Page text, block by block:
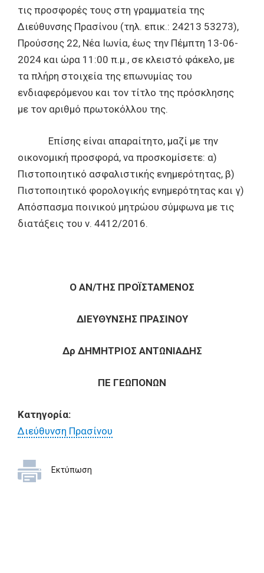
τις προσφορές τους στη γραμματεία της
Διεύθυνσης Πρασίνου (τηλ. επικ.: 24213 53273),
Προύσσης 22, Νέα Ιωνία, έως την Πέμπτη 13-06-
2024 και ώρα 11:00 π.μ., σε κλειστό φάκελο, με
τα πλήρη στοιχεία της επωνυμίας του
ενδιαφερόμενου και τον τίτλο της πρόσκλησης
με τον αριθμό πρωτοκόλλου της.
Επίσης είναι απαραίτητο, μαζί με την
οικονομική προσφορά, να προσκομίσετε: α)
Πιστοποιητικό ασφαλιστικής ενημερότητας, β)
Πιστοποιητικό φορολογικής ενημερότητας και γ)
Απόσπασμα ποινικού μητρώου σύμφωνα με τις
διατάξεις του ν. 4412/2016.
Ο ΑΝ/ΤΗΣ ΠΡΟΪΣΤΑΜΕΝΟΣ
ΔΙΕΥΘΥΝΣΗΣ ΠΡΑΣΙΝΟΥ
Δρ ΔΗΜΗΤΡΙΟΣ ΑΝΤΩΝΙΑΔΗΣ
ΠΕ ΓΕΩΠΟΝΩΝ
Κατηγορία:
Διεύθυνση Πρασίνου
Εκτύπωση